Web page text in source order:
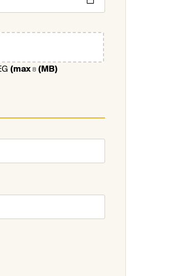
(max 8 (MB)